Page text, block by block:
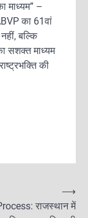
माध्यम” –
का 61वां
बल्कि
सशक्त माध्यम
की
राजस्थान में
⟶